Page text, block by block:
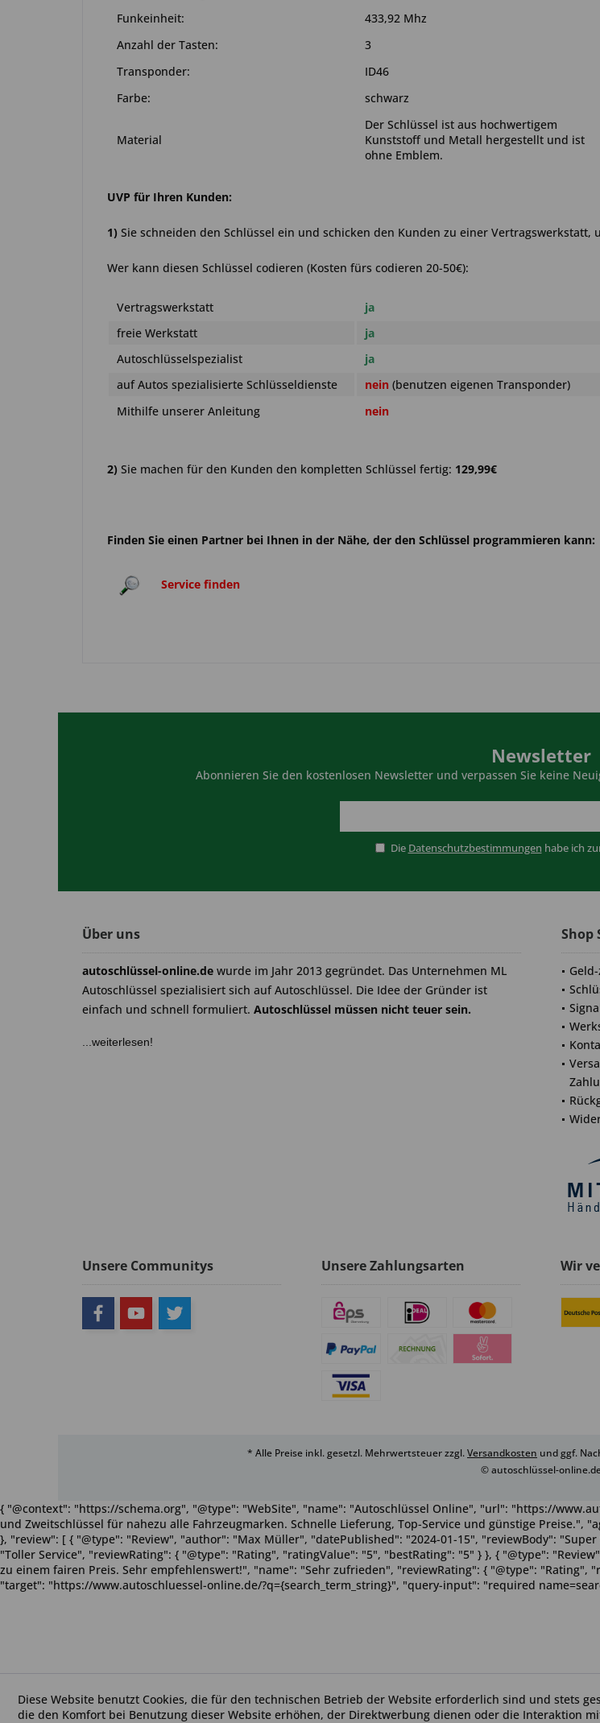
Funkeinheit:
433,92 Mhz
Anzahl der Tasten:
3
Transponder:
ID46
Farbe:
schwarz
Material
Der Schlüssel ist aus hochwertigem
Kunststoff und Metall hergestellt und ist
ohne Emblem.
UVP für Ihren Kunden:
1) Sie schneiden den Schlüssel ein und schicken den Kunden zu einer Vertragswerkstatt,
Wer kann diesen Schlüssel codieren (Kosten fürs codieren 20-50€):
Vertragswerkstatt
ja
freie Werkstatt
ja
Autoschlüsselspezialist
ja
auf Autos spezialisierte Schlüsseldienste
nein (benutzen eigenen Transponder)
Mithilfe unserer Anleitung
nein
2) Sie machen für den Kunden den kompletten Schlüssel fertig: 129,99€
Finden Sie einen Partner bei Ihnen in der Nähe, der den Schlüssel programmieren kann:
Service finden
Newsletter
Abonnieren Sie den kostenlosen Newsletter und verpassen Sie keine
Die Datenschutzbestimmungen habe ich
Über uns
autoschlüssel-online.de wurde im Jahr 2013 gegründet. Das Unternehmen ML
Autoschlüssel spezialisiert sich auf Autoschlüssel. Die Idee der Gründer ist
einfach und schnell formuliert. Autoschlüssel müssen nicht teuer sein.
...weiterlesen!
Shop
Unsere Communitys Unsere Zahlungsarten Wir
* Alle Preise inkl. gesetzl. Mehrwertsteuer zzgl.Versandkosten und ggf.
© autoschlüssel-
Diese Website benutzt Cookies, die für den technischen Betrieb der Website erforderlich sind und stets
die den Komfort bei Benutzung dieser Website erhöhen, der Direktwerbung dienen oder die Interaktion
{ "@context": "https://schema.org", "@type": "WebSite", "name": "Autoschlüssel Online", "url": "https://
und Zweitschlüssel für nahezu alle Fahrzeugmarken. Schnelle Lieferung, Top-Service und günstige Preise.",
}, "review": [ { "@type": "Review", "author": "Max Müller", "datePublished": "2024-01-15", "reviewBody":
"Toller Service", "reviewRating": { "@type": "Rating", "ratingValue": "5", "bestRating": "5" } }, { "@type":
zu einem fairen Preis. Sehr empfehlenswert!", "name": "Sehr zufrieden", "reviewRating": { "@type":
"target": "https://www.autoschluessel-online.de/?q={search_term_string}", "query-input": "required